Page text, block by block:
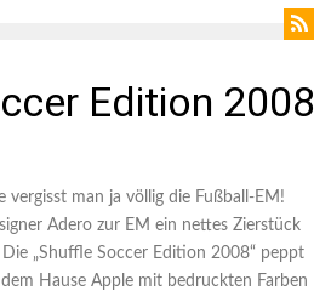
Edition 2008
vergisst man ja völlig die Fußball-EM!
Adero zur EM ein nettes Zierstück
„Shuffle Soccer Edition 2008“ peppt
Hause Apple mit bedruckten Farben